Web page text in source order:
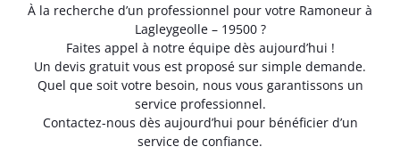
À la recherche d’un professionnel pour votre Ramoneur à
Lagleygeolle – 19500 ?
Faites appel à notre équipe dès aujourd’hui !
Un devis gratuit vous est proposé sur simple demande.
Quel que soit votre besoin, nous vous garantissons un
service professionnel.
Contactez-nous dès aujourd’hui pour bénéficier d’un
service de confiance.